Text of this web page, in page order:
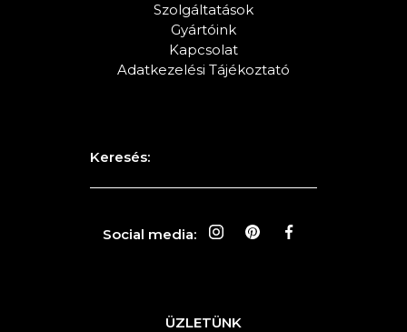
Szolgáltatások
Gyártóink
Kapcsolat
Adatkezelési Tájékoztató
Keresés:
Social media:
ÜZLETÜNK